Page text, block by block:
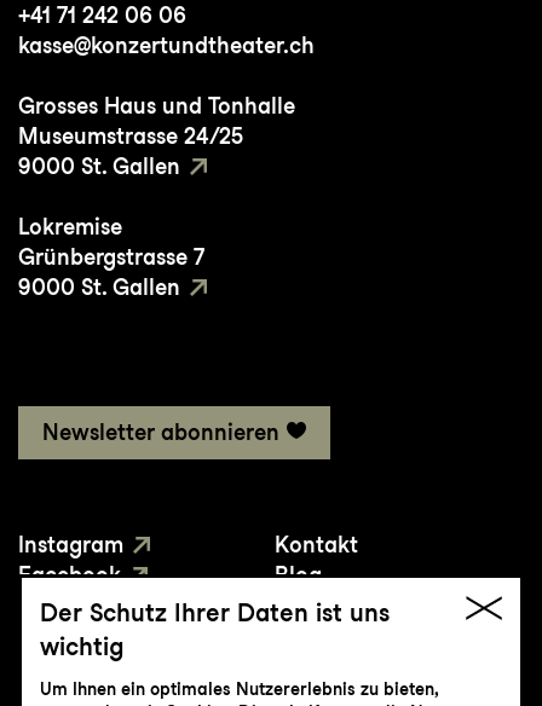
+41 71 242 06 06
kasse@konzertundtheater.ch
Grosses Haus und Tonhalle
Museumstrasse 24/25
9000 St. Gallen
Lokremise
Grünbergstrasse 7
9000 St. Gallen
Newsletter abonnieren
Instagram
Facebook
YouTube
Kontakt
Blog
Presse
Der Schutz Ihrer Daten ist uns
wichtig
Um Ihnen ein optimales Nutzererlebnis zu bieten,